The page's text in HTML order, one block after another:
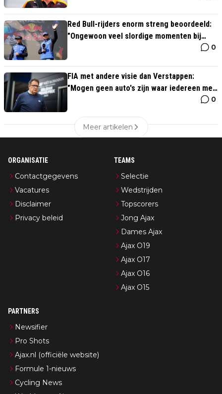
Red Bull-rijders enorm streng beoordeeld:
"Ongewoon veel slordige momenten bij
0
FIA met andere visie dan Verstappen:
"Mogen geen auto's zijn waar iedereen mee
0
Meer artikelen
ORGANISATIE
Contactgegevens
Vacatures
Disclaimer
Privacy beleid
TEAMS
Selectie
Wedstrijden
Topscorers
Jong Ajax
Dames Ajax
Ajax O19
Ajax O17
Ajax O16
Ajax O15
PARTNERS
Newsifier
Pro Shots
Ajax.nl (officiële website)
Formule 1-nieuws
Cycling News